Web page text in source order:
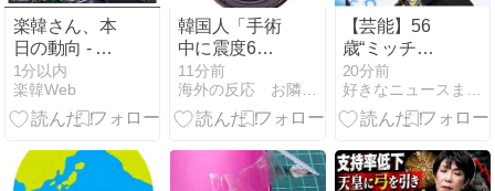
楽韓さん、本
日の動向 - 電
気はそこそこ
簡単に復旧、
水道の復旧は
る……か
1分以内
楽韓Web
韓国人「手術
中に震度6強
の地震、その
時の日本の医
療スタッフた
ください」
→「マジで鳥
11分前
海外の反応 お隣速報
【芸能】56
歳“ミッチ
ー”及川光博、
再婚と妻の妊
娠を発表 お相
「二人の間に
新しい命を授
20分前
好きなニュースまとめ